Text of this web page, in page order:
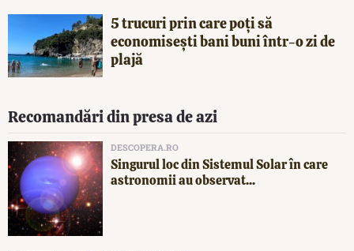
5 trucuri prin care poți să
economisești bani buni într-o zi de
plajă
Recomandări din presa de azi
DESCOPERA.RO
Singurul loc din Sistemul Solar în care
astronomii au observat...